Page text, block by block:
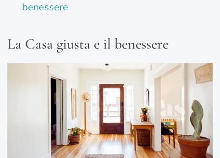
benessere
La Casa giusta e il benessere